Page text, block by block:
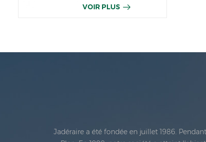
VOIR PLUS
Jadéraire a été fondée en juillet 1986.